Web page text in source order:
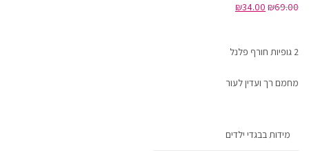
₪69.00
₪34.00
2 גופיות חורף פלנל
מחמם רך ועדין לעור
מידות בבגדי ילדים